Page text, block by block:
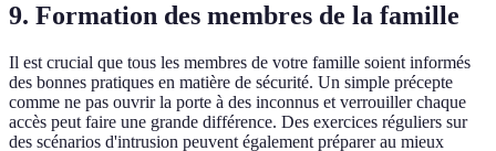
9. Formation des membres de la famille
Il est crucial que tous les membres de votre famille soient informés
des bonnes pratiques en matière de sécurité. Un simple précepte
comme ne pas ouvrir la porte à des inconnus et verrouiller chaque
accès peut faire une grande différence. Des exercices réguliers sur
des scénarios d'intrusion peuvent également préparer au mieux